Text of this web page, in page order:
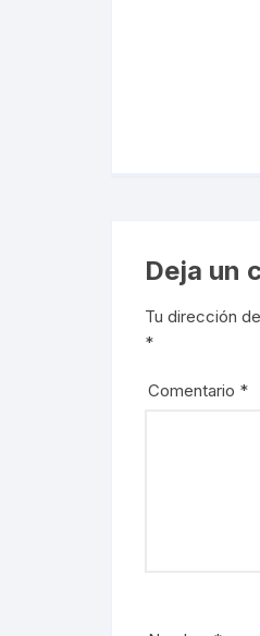
Deja un
Tu dirección
*
Comentario *